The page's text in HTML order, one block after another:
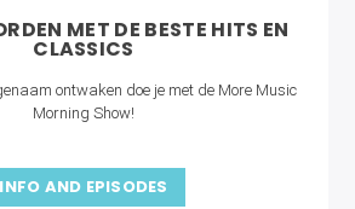
MET DE BESTE HITS EN
CLASSICS
ontwaken doe je met de More Music
Morning Show!
INFO AND EPISODES